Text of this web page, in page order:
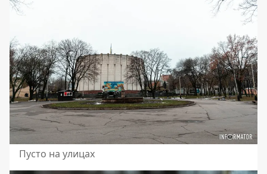
Пусто на улицах